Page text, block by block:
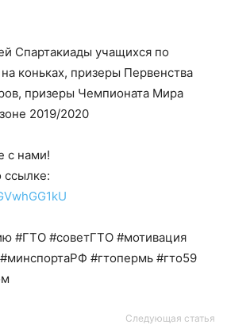
Спартакиады учащихся по
коньках, призеры Первенства
призеры Чемпионата Мира
2019/2020
с нами!
ссылке:
#ГТО #советГТО #мотивация
#гтопермь #гто59
Следующая статья